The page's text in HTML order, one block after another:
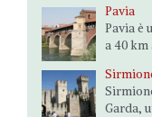
Pavia
Pavia è
a 40 km
Garda,